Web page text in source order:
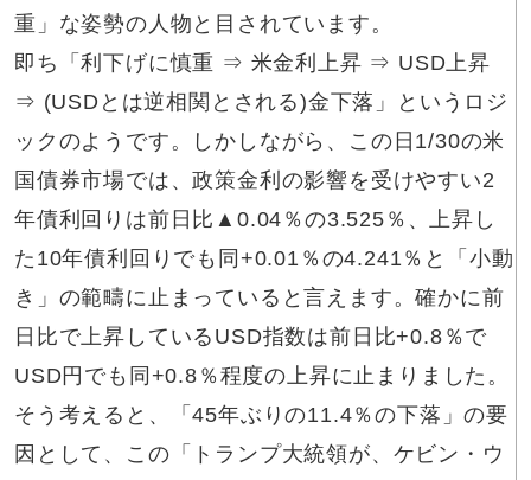
重」な姿勢の人物と目されています。
即ち「利下げに慎重 ⇒ 米金利上昇 ⇒ USD上昇
⇒ (USDとは逆相関とされる)金下落」というロジ
ックのようです。しかしながら、この日1/30の米
国債券市場では、政策金利の影響を受けやすい2
年債利回りは前日比▲0.04％の3.525％、上昇し
た10年債利回りでも同+0.01％の4.241％と「小動
き」の範疇に止まっていると言えます。確かに前
日比で上昇しているUSD指数は前日比+0.8％で
USD円でも同+0.8％程度の上昇に止まりました。
そう考えると、「45年ぶりの11.4％の下落」の要
因として、この「トランプ大統領が、ケビン・ウ